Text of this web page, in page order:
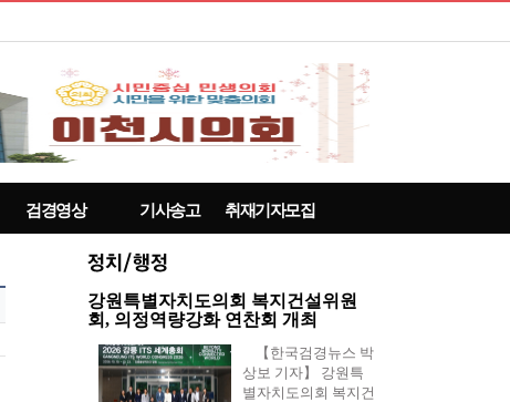
검경영상 기사송고 취재기자모집
강원특별자치도의회 복지건설위원
회, 의정역량강화 연찬회 개최
【한국검경뉴스 박
상보 기자】 강원특
별자치도의회 복지건